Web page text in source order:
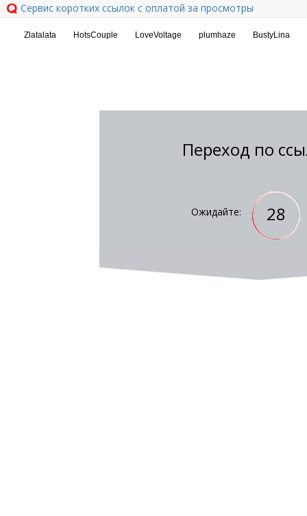
Сервис коротких ссылок с оплатой за просмотры
Переход по
Ожидайте: 28